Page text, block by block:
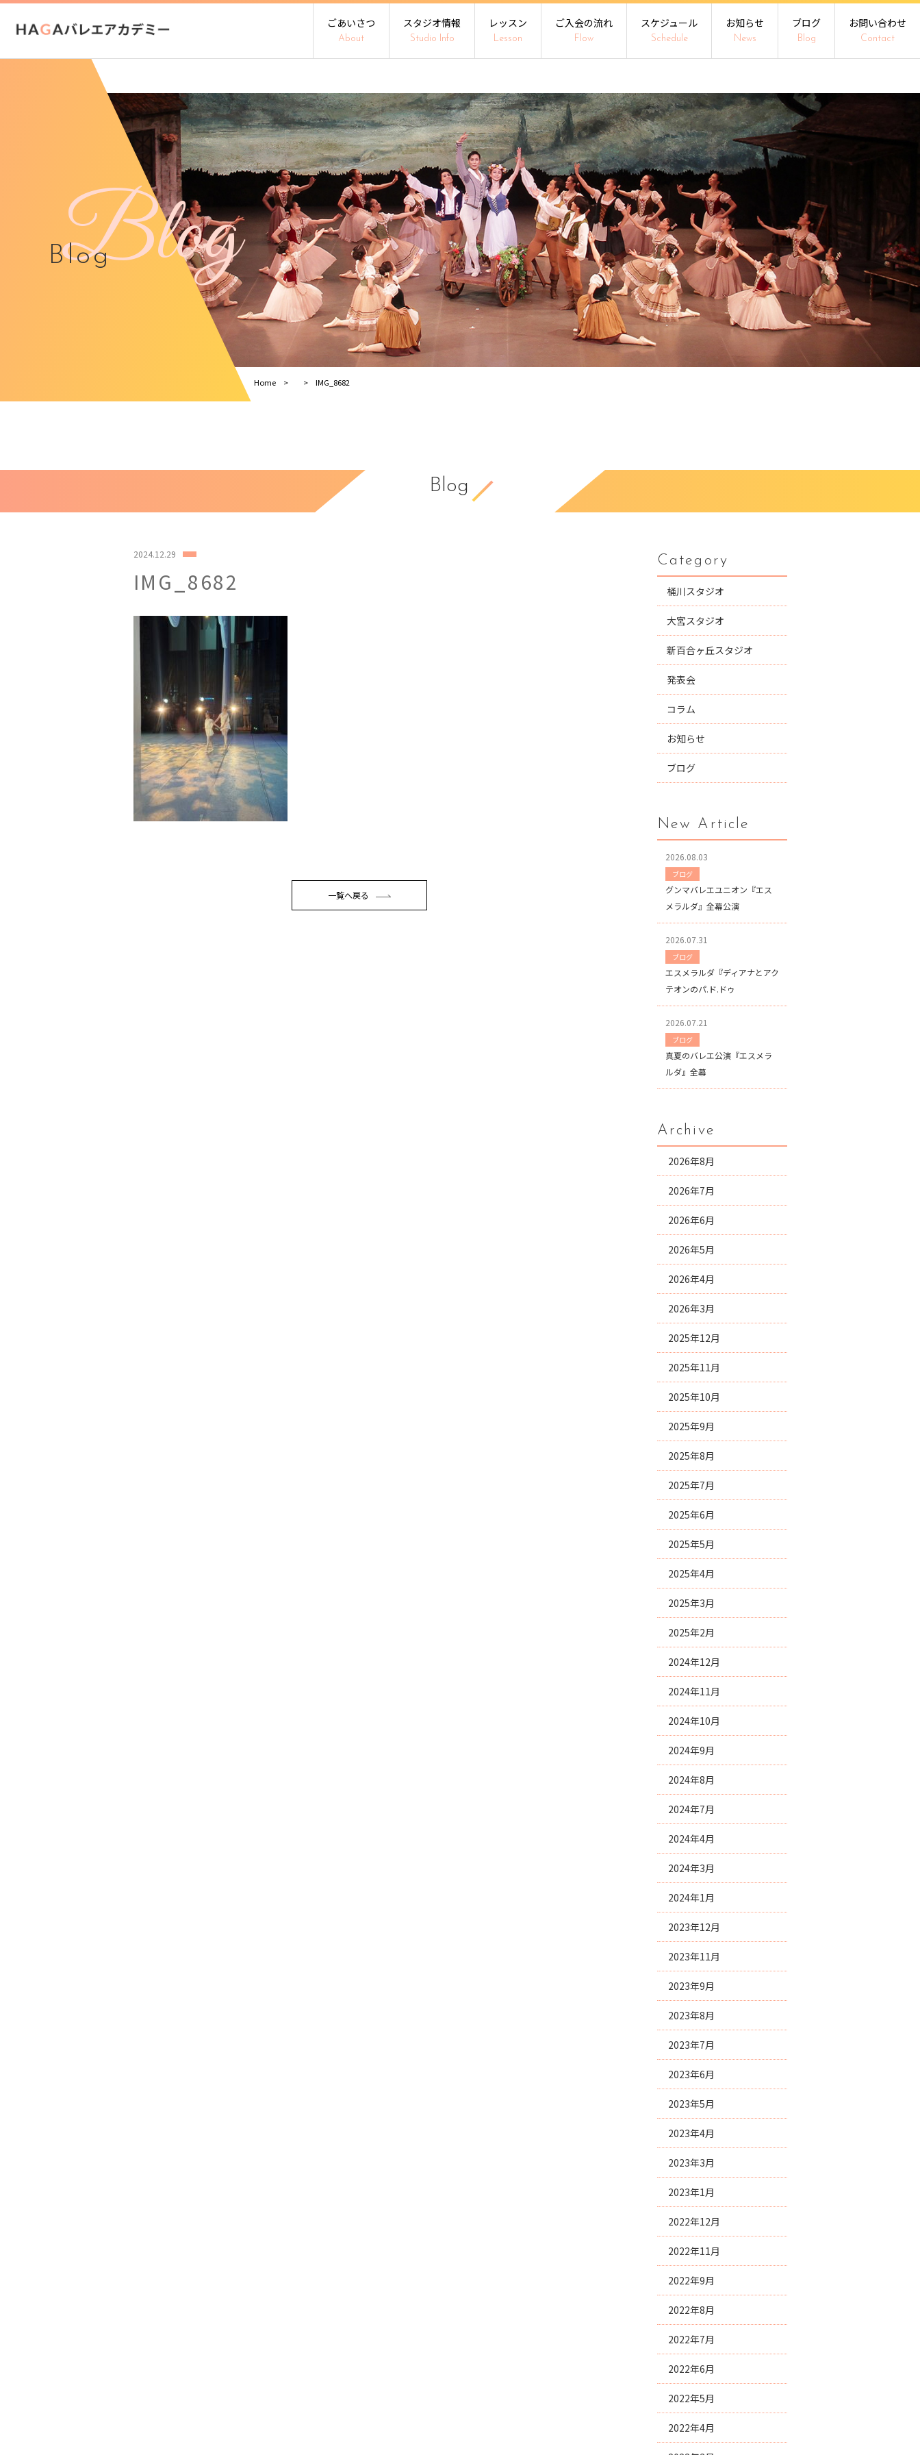
ごあいさつ
About
スタジオ情報
Studio Info
レッスン
Lesson
ご入会の流れ
Flow
スケジュール
Schedule
お知らせ
News
ブログ
Blog
お問い合わせ
Contact
Blog
Blog
Home IMG_8682
Blog
2024.12.29
IMG_8682
一覧へ戻る
Category
桶川スタジオ
大宮スタジオ
新百合ヶ丘スタジオ
発表会
コラム
お知らせ
ブログ
New Article
2026.08.03
ブログ
グンマバレエユニオン『エス
メラルダ』全幕公演
2026.07.31
ブログ
エスメラルダ『ディアナとアク
テオンのパ.ド.ドゥ
2026.07.21
ブログ
真夏のバレエ公演『エスメラ
ルダ』全幕
Archive
2026年8月
2026年7月
2026年6月
2026年5月
2026年4月
2026年3月
2025年12月
2025年11月
2025年10月
2025年9月
2025年8月
2025年7月
2025年6月
2025年5月
2025年4月
2025年3月
2025年2月
2024年12月
2024年11月
2024年10月
2024年9月
2024年8月
2024年7月
2024年4月
2024年3月
2024年1月
2023年12月
2023年11月
2023年9月
2023年8月
2023年7月
2023年6月
2023年5月
2023年4月
2023年3月
2023年1月
2022年12月
2022年11月
2022年9月
2022年8月
2022年7月
2022年6月
2022年5月
2022年4月